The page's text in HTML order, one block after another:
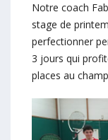
Notre coach
stage de
perfectionner
3 jours qui
places au